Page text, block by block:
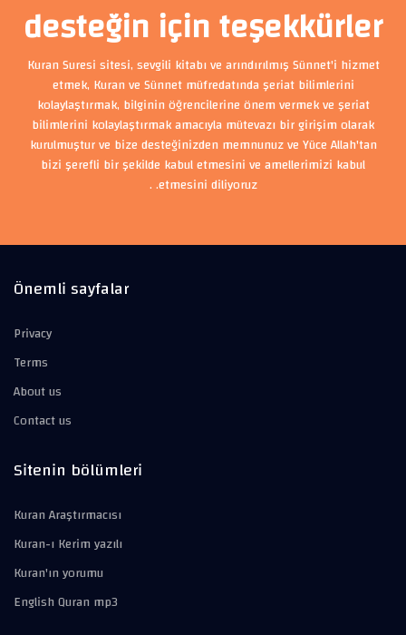
desteğin için teşekkürler
Kuran Suresi sitesi, sevgili kitabı ve arındırılmış Sünnet'i hizmet
etmek, Kuran ve Sünnet müfredatında şeriat bilimlerini
kolaylaştırmak, bilginin öğrencilerine önem vermek ve şeriat
bilimlerini kolaylaştırmak amacıyla mütevazı bir girişim olarak
kurulmuştur ve bize desteğinizden memnunuz ve Yüce Allah'tan
bizi şerefli bir şekilde kabul etmesini ve amellerimizi kabul
etmesini diliyoruz. .
Önemli sayfalar
Privacy
Terms
About us
Contact us
Sitenin bölümleri
Kuran Araştırmacısı
Kuran-ı Kerim yazılı
Kuran'ın yorumu
English Quran mp3